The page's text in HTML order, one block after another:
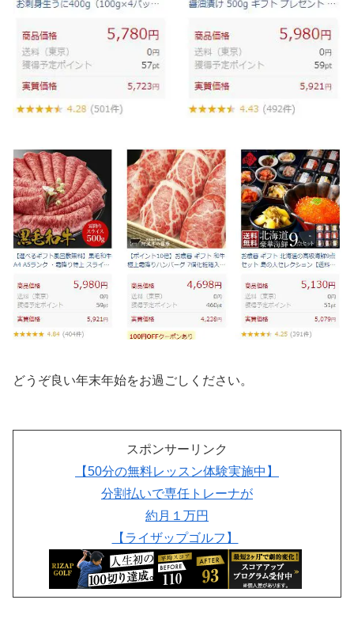
どうぞ良い年末年始をお過ごしください。
スポンサーリンク
【50分の無料レッスン体験実施中】
分割払いで専任トレーナが
約月１万円
【ライザップゴルフ】